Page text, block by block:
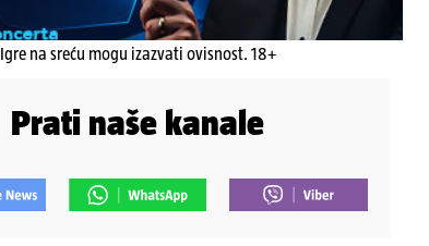
Igre na sreću mogu izazvati ovisnost. 18+
Prati naše kanale